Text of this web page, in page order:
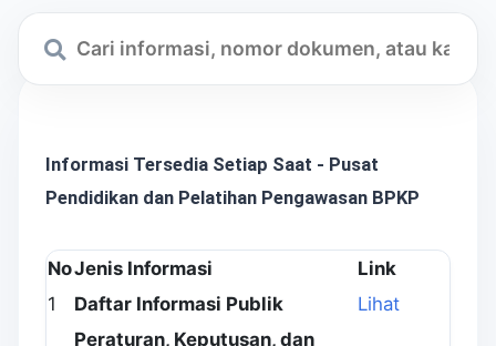
Informasi Tersedia Setiap Saat - Pusat
Pendidikan dan Pelatihan Pengawasan BPKP
NoJenis Informasi
Link
1
Daftar Informasi Publik Lihat
Peraturan, Keputusan, dan